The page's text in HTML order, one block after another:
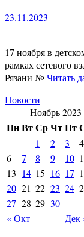
23.11.2023
17 ноября в
рамках сетевого
Рязани №Читать
Новости
Ноябрь 2023
ПнВтСрЧтПт
« Окт Дек
1 2 3 4
6
7 8 9 10
13 14 15 16 17
20 21 22 23 24
27 28 29 30